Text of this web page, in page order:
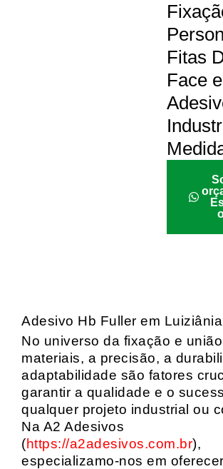
Fitas
Face e
Adesivo Hb Fuller em Luiziânia
No universo da fixação e
materiais, a precisão, a
adaptabilidade são fatores
garantir a qualidade e o
qualquer projeto industrial ou
Na A2 Adesivos
(https://a2adesivos.com.br),
especializamo-nos em